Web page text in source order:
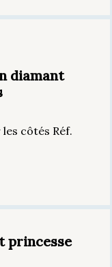
diamant
côtés Réf.
princesse